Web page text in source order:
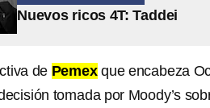
Nuevos ricos 4T: Taddei
de Pemexque encabeza
tomada por Moody’s